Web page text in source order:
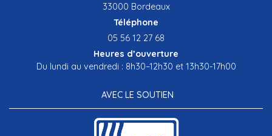
33000 Bordeaux
Téléphone
05 56 12 27 68
Heures d’ouverture
Du lundi au vendredi : 8h30–12h30 et 13h30-17h00
AVEC LE SOUTIEN